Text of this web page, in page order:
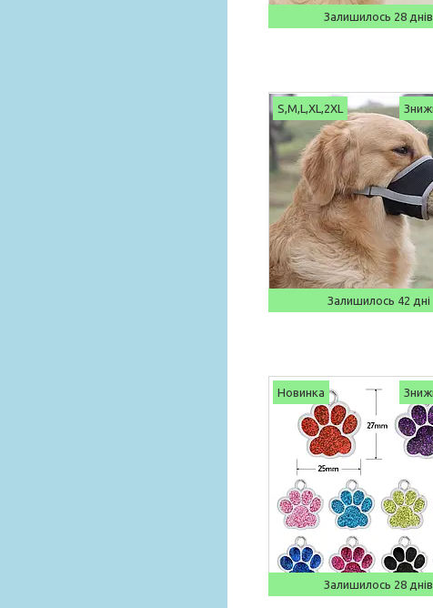
Залишилось 28 днів
S,M,L,XL,2XL
Залишилось 42 дні
Новинка
Залишилось 28 днів